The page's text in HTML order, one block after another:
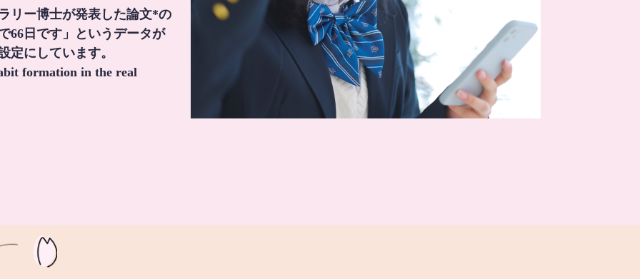
リー博士が発表した論文*の
66日です」というデータが
定にしています。
formation in the real